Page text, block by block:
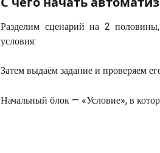
Разделим сценарий на 2
условия:
Затем выдаём задание и проверяем
Начальный блок — «Условие», в